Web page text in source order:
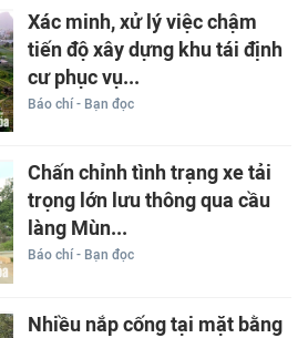
Xác minh, xử lý việc chậm
tiến độ xây dựng khu tái định
cư phục vụ...
Báo chí - Bạn đọc
Chấn chỉnh tình trạng xe tải
trọng lớn lưu thông qua cầu
làng Mùn...
Báo chí - Bạn đọc
Nhiều nắp cống tại mặt bằng